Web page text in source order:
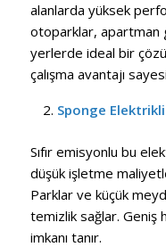
alanlarda yüksek
otoparklar, apartman
yerlerde ideal bir
çalışma avantajı
Sponge
Sıfır emisyonlu bu
düşük işletme
Parklar ve küçük
temizlik sağlar. Geniş
imkanı tanır.